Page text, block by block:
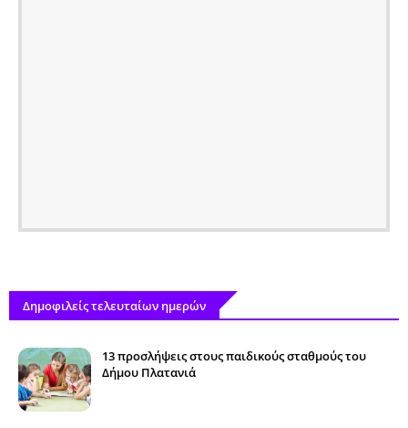
Δημοφιλείς τελευταίων ημερών
13 προσλήψεις στους παιδικούς σταθμούς του
Δήμου Πλατανιά